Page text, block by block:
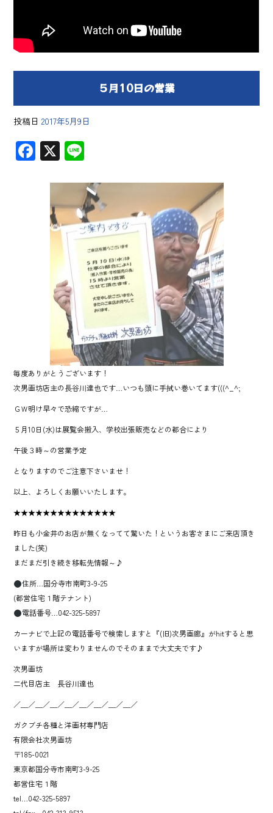
５月10日の営業
投稿日 2017年5月9日
F X
毎度ありがとうございます！
次男画坊店主の長谷川達也です…いつも頭に手拭い巻いてます(((^_^;
ＧＷ明け早々で恐縮ですが…
５月10日(水)は展覧会搬入、学校出張販売などの都合により
午後３時～の営業予定
となりますのでご注意下さいませ！
以上、よろしくお願いいたします。
★★★★★★★★★★★★★★
昨日も小金井のお店が無くなってて驚いた！というお客さまにご来店頂き
ました(笑)
まだまだ引き続き移転先情報～♪
住所…国分寺市南町3-9-25
(都営住宅１階テナント)
電話番号…042-325-5897
カーナビで上記の電話番号で検索しますと『(旧)次男画廊』がhitすると思
いますが場所は変わりませんのでそのままで大丈夫です♪
次男画坊
二代目店主 長谷川達也
／＿／＿／＿／＿／＿／＿／＿／＿／
ガクブチ各種と洋画材専門店
有限会社次男画坊
〒185-0021
東京都国分寺市南町3-9-25
都営住宅１階
tel…042-325-5897